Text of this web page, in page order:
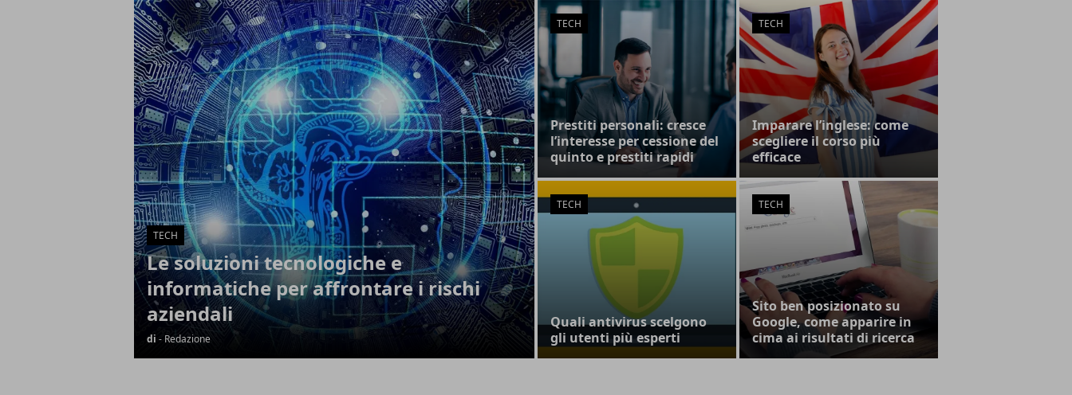
Articoli in Evidenza
TECH
Le soluzioni tecnologiche e
informatiche per affrontare i rischi
aziendali
di - Redazione
TECH
Prestiti personali: cresce
l’interesse per cessione del
quinto e prestiti rapidi
TECH
Imparare l’inglese: come
scegliere il corso più
efficace
TECH
Quali antivirus scelgono
gli utenti più esperti
TECH
Sito ben posizionato su
Google, come apparire in
cima ai risultati di ricerca